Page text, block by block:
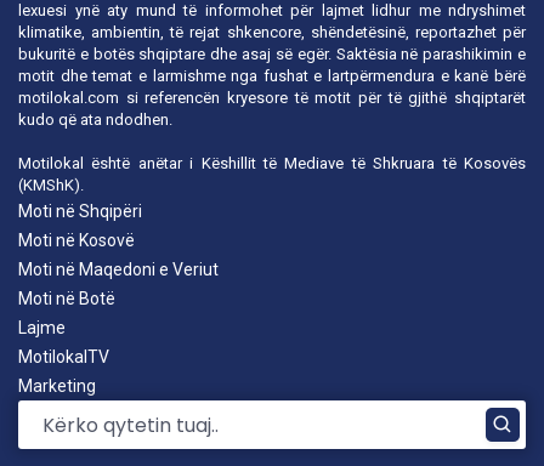
lexuesi ynë aty mund të informohet për lajmet lidhur me ndryshimet
klimatike, ambientin, të rejat shkencore, shëndetësinë, reportazhet për
bukuritë e botës shqiptare dhe asaj së egër. Saktësia në parashikimin e
motit dhe temat e larmishme nga fushat e lartpërmendura e kanë bërë
motilokal.com si referencën kryesore të motit për të gjithë shqiptarët
kudo që ata ndodhen.
Motilokal është anëtar i Këshillit të Mediave të Shkruara të Kosovës
(KMShK).
Moti në Shqipëri
Moti në Kosovë
Moti në Maqedoni e Veriut
Moti në Botë
Lajme
MotilokalTV
Marketing